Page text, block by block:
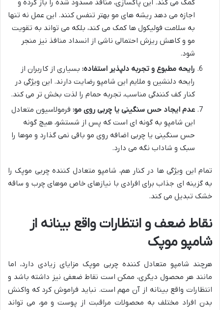
کمک می کند. این پاکسازی، منافذ مسدود شده را باز کرده و
اجازه می دهد ریشه های مو بهتر تنفس کنند. این عمل نه تنها
به سلامت فولیکول ها کمک می کند، بلکه می تواند به تقویت
مو و کاهش ریزش احتمالی ناشی از انسداد منافذ نیز منجر
شود.
رایحه مطبوع و تجربه دلپذیر استفاده: بسیاری از کاربران از
رایحه دلنشین و ملایم این شامپو رضایت دارند. این ویژگی در
کنار کف کنندگی مناسب، تجربه حمام را لذت بخش تر می کند.
عدم ایجاد حس سنگینی یا چربی روی مو: فرمولاسیون متعادل
این شامپو به گونه ای است که پس از شستشو، هیچ گونه
حس سنگینی یا چربی اضافه روی مو باقی نمی گذارد و موها را
سبک و شاداب نگه می دارد.
تمام این ویژگی ها در کنار هم، شامپو متعادل کننده چربی موپک را
به گزینه ای جذاب برای افرادی با نیازهای خاص موهای چرب و ساقه
خشک تبدیل می کند.
نقاط ضعف و انتظارات واقع بینانه از
شامپو موپک
هرچند شامپو متعادل کننده چربی موپک مزایای زیادی دارد، اما
مانند هر محصول دیگری، ممکن است نقاط ضعفی نیز داشته باشد و
انتظارات واقع بینانه از آن مهم است. نباید فراموش کرد که واکنش
بدن افراد مختلف به محصولات مراقبت از پوست و مو، می تواند